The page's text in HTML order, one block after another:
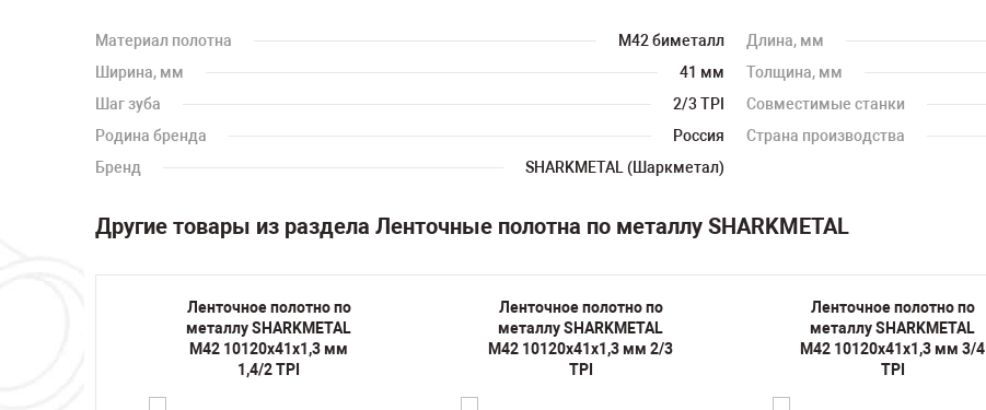
Материал полотна M42 биметалл Длина, мм
Ширина, мм
41 мм Толщина, мм
Шаг зуба
2/3 TPI Совместимые станки
Родина бренда
Россия Страна производства
Бренд
SHARKMETAL (Шаркметал)
Другие товары из раздела Ленточные полотна по металлу SHARKMETAL
Ленточное полотно по
металлу SHARKMETAL
M42 10120х41х1,3 мм
1,4/2 TPI
Ленточное полотно по
металлу SHARKMETAL
M42 10120х41х1,3 мм 2/3
TPI
Ленточное полотно по
металлу SHARKMETAL
M42 10120х41х1,3 мм 3/4
TPI